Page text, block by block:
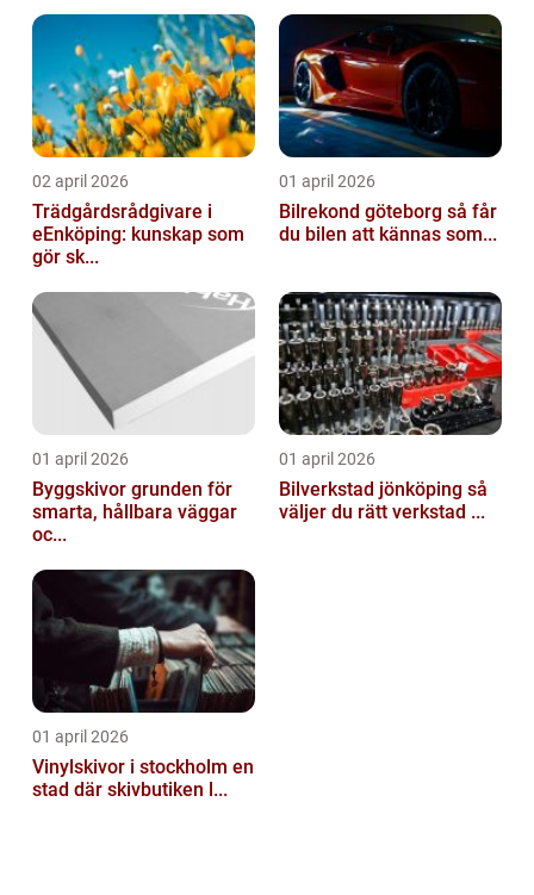
02 april 2026
Trädgårdsrådgivare i
eEnköping: kunskap som
gör sk...
01 april 2026
Bilrekond göteborg så får
du bilen att kännas som...
01 april 2026
Byggskivor grunden för
smarta, hållbara väggar
oc...
01 april 2026
Bilverkstad jönköping så
väljer du rätt verkstad ...
01 april 2026
Vinylskivor i stockholm en
stad där skivbutiken l...